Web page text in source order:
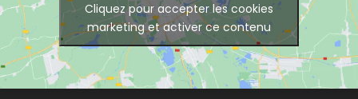
Cliquez pour accepter les cookies
marketing et activer ce contenu